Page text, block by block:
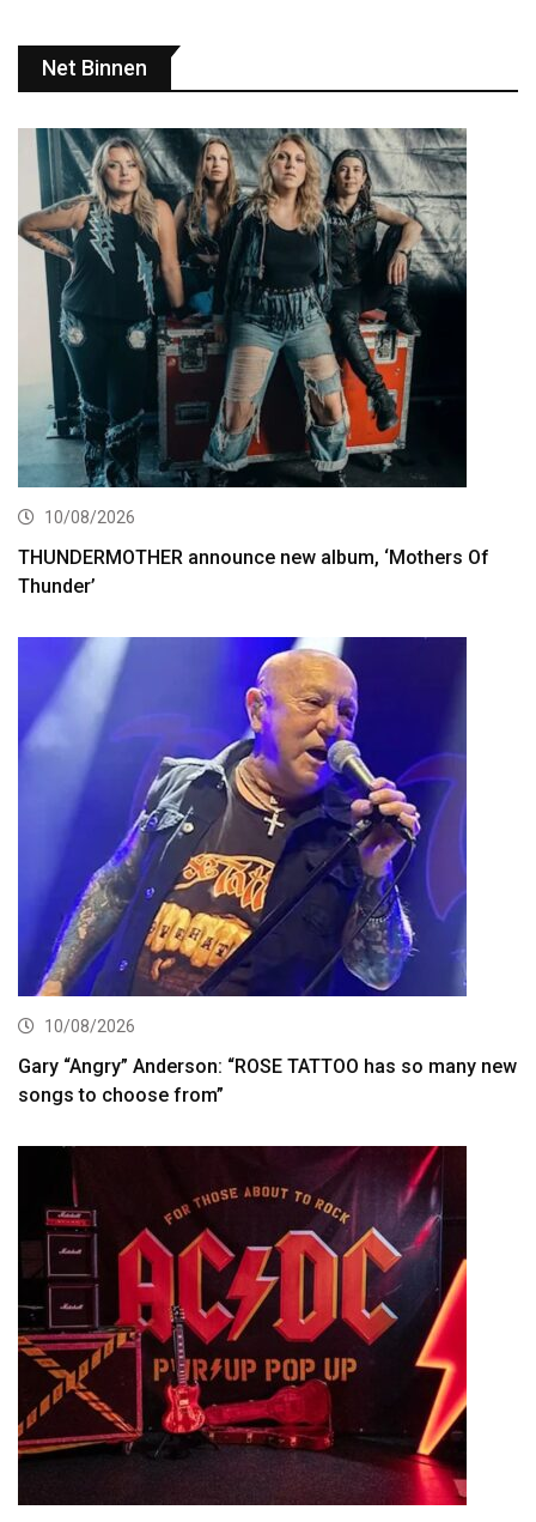
Net Binnen
10/08/2026
THUNDERMOTHER announce new album, ‘Mothers Of
Thunder’
10/08/2026
Gary “Angry” Anderson: “ROSE TATTOO has so many new
songs to choose from”